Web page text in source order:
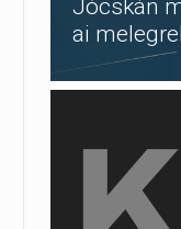
Jócskán
ai